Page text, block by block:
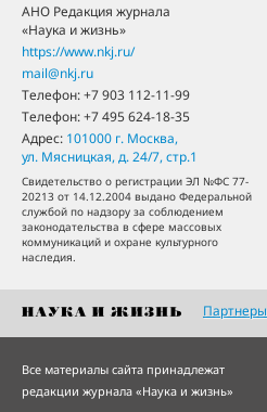
АНО Редакция журнала
«Наука и жизнь»
https://www.nkj.ru/
mail@nkj.ru
Телефон:+7 903 112-11-99
Телефон:+7 495 624-18-35
Адрес: 101000 г. Москва,
ул. Мясницкая, д. 24/7, стр.1
Свидетельство о регистрации ЭЛ №ФС 77-
20213 от 14.12.2004 выдано Федеральной
службой по надзору за соблюдением
законодательства в сфере массовых
коммуникаций и охране культурного
наследия.
Партнеры
Все материалы сайта принадлежат
редакции журнала «Наука и жизнь»